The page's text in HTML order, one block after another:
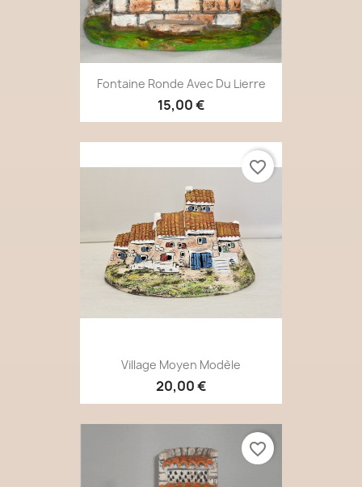
Fontaine Ronde Avec Du Lierre
15,00 €
Village Moyen Modèle
20,00 €
favorite_border
favorite_border